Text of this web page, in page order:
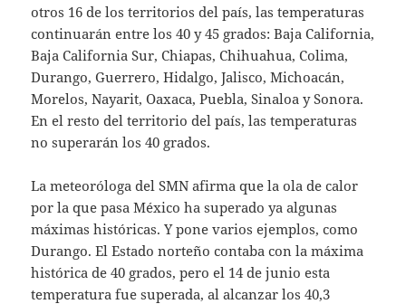
otros 16 de los territorios del país, las temperaturas
continuarán entre los 40 y 45 grados: Baja California,
Baja California Sur, Chiapas, Chihuahua, Colima,
Durango, Guerrero, Hidalgo, Jalisco, Michoacán,
Morelos, Nayarit, Oaxaca, Puebla, Sinaloa y Sonora.
En el resto del territorio del país, las temperaturas
no superarán los 40 grados.
La meteoróloga del SMN afirma que la ola de calor
por la que pasa México ha superado ya algunas
máximas históricas. Y pone varios ejemplos, como
Durango. El Estado norteño contaba con la máxima
histórica de 40 grados, pero el 14 de junio esta
temperatura fue superada, al alcanzar los 40,3